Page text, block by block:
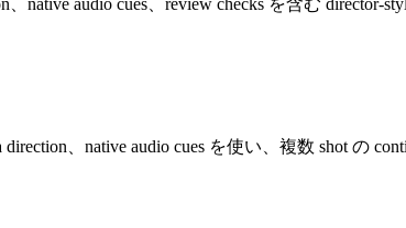
direction、native audio cues を使い、複数 shot の